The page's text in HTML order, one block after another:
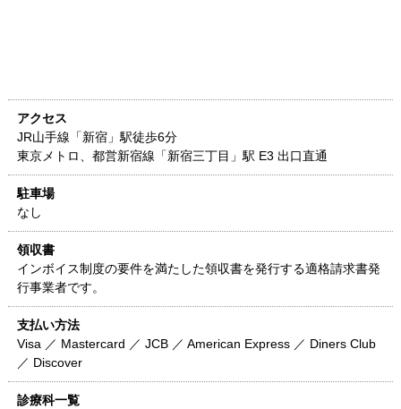
アクセス
JR山手線「新宿」駅徒歩6分
東京メトロ、都営新宿線「新宿三丁目」駅 E3 出口直通
駐車場
なし
領収書
インボイス制度の要件を満たした領収書を発行する適格請求書発
行事業者です。
支払い方法
Visa ／ Mastercard ／ JCB ／ American Express ／ Diners Club
／ Discover
診療科一覧